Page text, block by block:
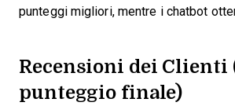
punteggi migliori, mentre i chatbot
Recensioni dei Clienti
punteggio finale)